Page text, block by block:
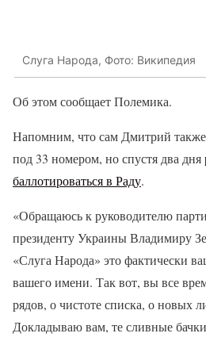
Слуга Народа, Фото: Википедия
Об этом сообщает Полемика.
Напомним, что сам Дмитрий
под 33 номером, но спустя два дня
баллотироваться в Раду.
«Обращаюсь к руководителю
президенту Украины Владимиру
«Слуга Народа» это фактически
вашего имени. Так вот, вы все
рядов, о чистоте списка, о новых
Докладываю вам, те сливные